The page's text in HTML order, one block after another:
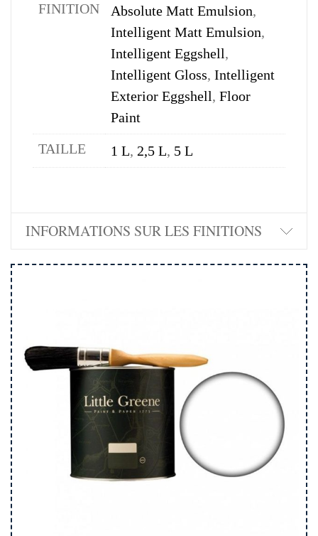
FINITION Absolute Matt Emulsion,
Intelligent Matt Emulsion,
Intelligent Eggshell,
Intelligent Gloss, Intelligent
Exterior Eggshell, Floor
Paint
TAILLE
1 L, 2,5 L, 5 L
INFORMATIONS SUR LES FINITIONS